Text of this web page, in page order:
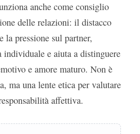
anche come consiglio
delle relazioni: il distacco
la pressione sul partner,
individuale e aiuta a distinguere
e amore maturo. Non è
ma una lente etica per valutare
affettiva.